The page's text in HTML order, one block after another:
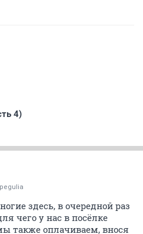
4)
здесь, в очередной раз
чего у нас в посёлке
также оплачиваем, внося